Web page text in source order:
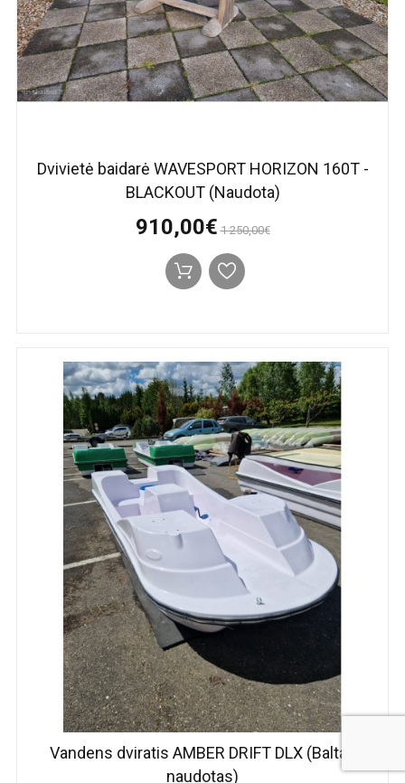
Dvivietė baidarė WAVESPORT HORIZON 160T -
BLACKOUT (Naudota)
910,00€ 1 250,00€
Vandens dviratis AMBER DRIFT DLX (Baltas
naudotas)